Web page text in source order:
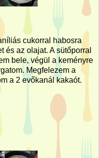
cukorral habosra
és az olajat. A sütőporral
bele, végül a keményre
Megfelezem a
a 2 evőkanál kakaót.